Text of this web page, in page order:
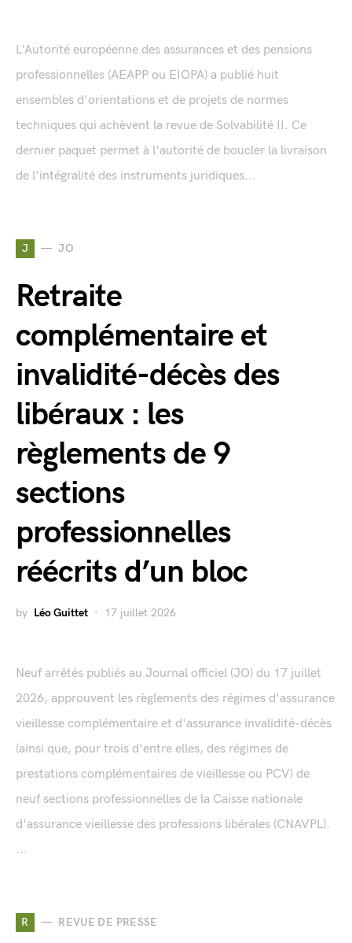
L'Autorité européenne des assurances et des pensions
professionnelles (AEAPP ou EIOPA) a publié huit
ensembles d'orientations et de projets de normes
techniques qui achèvent la revue de Solvabilité II. Ce
dernier paquet permet à l'autorité de boucler la livraison
de l'intégralité des instruments juridiques...
J JO
Retraite
complémentaire et
invalidité-décès des
libéraux : les
règlements de 9
sections
professionnelles
réécrits d’un bloc
by Léo Guittet 17 juillet 2026
Neuf arrêtés publiés au Journal officiel (JO) du 17 juillet
2026, approuvent les règlements des régimes d'assurance
vieillesse complémentaire et d'assurance invalidité-décès
(ainsi que, pour trois d'entre elles, des régimes de
prestations complémentaires de vieillesse ou PCV) de
neuf sections professionnelles de la Caisse nationale
d'assurance vieillesse des professions libérales (CNAVPL).
...
R REVUE DE PRESSE